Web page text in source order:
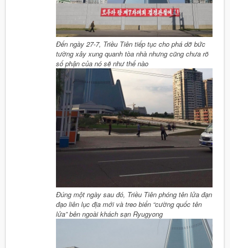
Đến ngày 27-7, Triều Tiên tiếp tục cho phá dỡ bức
tường xây xung quanh tòa nhà nhưng cũng chưa rõ
số phận của nó sẽ như thế nào
Đúng một ngày sau đó, Triều Tiên phóng tên lửa đạn
đạo liên lục địa mới và treo biển “cường quốc tên
lửa” bên ngoài khách sạn Ryugyong